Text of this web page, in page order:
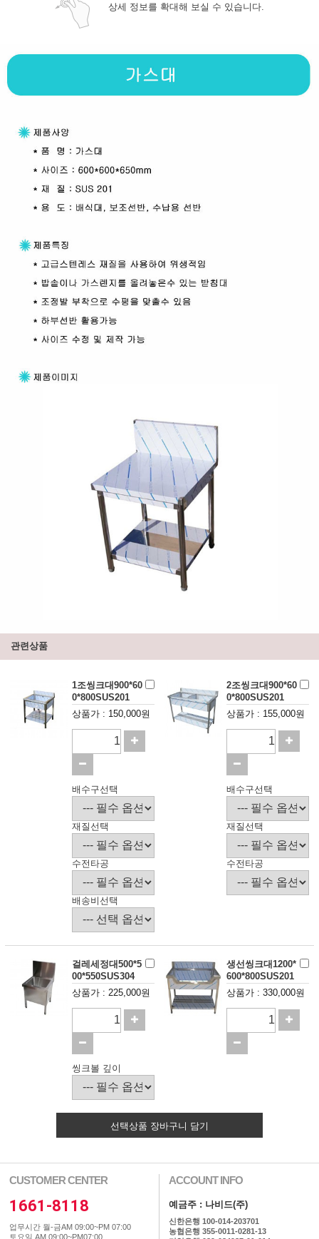
상세 정보를 확대해 보실 수 있습니다.
관련상품
1조씽크대900*60
0*800SUS201
상품가 : 150,000원
배수구선택
재질선택
수전타공
배송비선택
2조씽크대900*60
0*800SUS201
상품가 : 155,000원
배수구선택
재질선택
수전타공
걸레세정대500*5
00*550SUS304
상품가 : 225,000원
씽크볼 깊이
생선씽크대1200*
600*800SUS201
상품가 : 330,000원
선택상품 장바구니 담기
CUSTOMER CENTER
1661-8118
업무시간 월-금AM 09:00~PM 07:00
토요일 AM 09:00~PM07:00
ACCOUNT INFO
예금주 : 나비드(주)
신한은행 100-014-203701
농협은행 355-0011-0281-13